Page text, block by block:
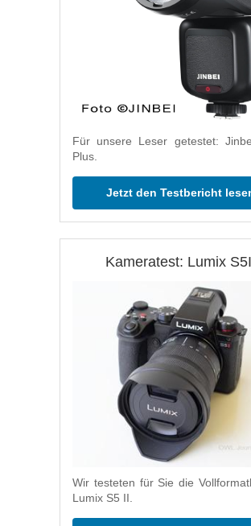
Für unsere Leser getestet:
Plus.
Jetzt den Testbericht
Kameratest: Lumix
Wir testeten für Sie die
Lumix S5 II.